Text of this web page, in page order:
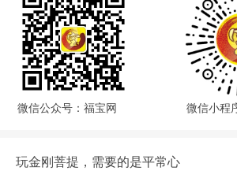
微信公众号：福宝网 微信小程
玩金刚菩提，需要的是平常心